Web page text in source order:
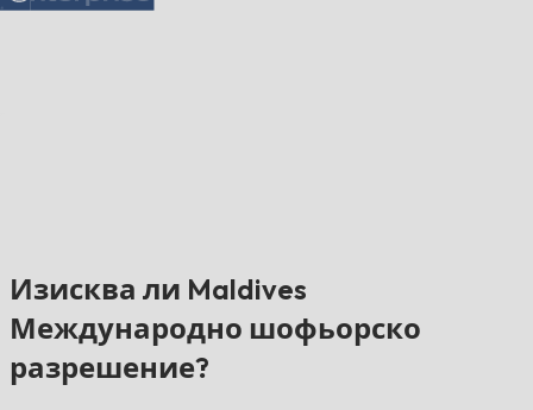
Изисква ли Maldives
Международно шофьорско
разрешение?